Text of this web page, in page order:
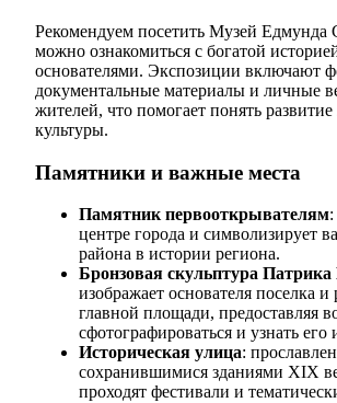
Рекомендуем посетить Музей Едмунда
можно ознакомиться с богатой
основателями. Экспозиции включают
документальные материалы и личные
жителей, что помогает понять
культуры.
Памятники и важные места
Памятник первооткрывателям
центре города и символизирует
района в истории региона.
Бронзовая скульптура
изображает основателя поселка
главной площади, предоставляя
сфотографироваться и узнать его
Историческая улица:
сохранившимися зданиями XIX
проходят фестивали и